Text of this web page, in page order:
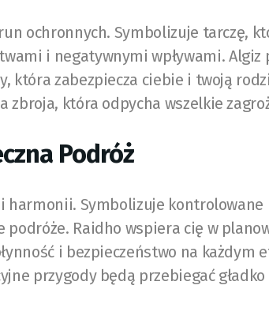
ochronnych. Symbolizuje tarczę,
i negatywnymi wpływami. Algiz
która zabezpiecza ciebie i twoją
zbroja, która odpycha wszelkie
Podróż
harmonii. Symbolizuje kontrolowane
podróże. Raidho wspiera cię w
i bezpieczeństwo na każdym
przygody będą przebiegać gładko